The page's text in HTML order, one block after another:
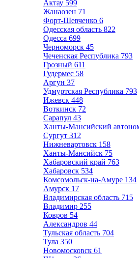
Актау 599
Жанаозен 71
Форт-Шевченко 6
Одесская область 822
Одесса 699
Черноморск 45
Чеченская Республика 793
Грозный 611
Гудермес 58
Аргун 37
Удмуртская Республика 793
Ижевск 448
Воткинск 72
Сарапул 43
Ханты-Мансийский
Сургут 312
Нижневартовск 158
Ханты-Мансийск 75
Хабаровский край 763
Хабаровск 534
Комсомольск-на-Амуре 134
Амурск 17
Владимирская область 715
Владимир 255
Ковров 54
Александров 44
Тульская область 704
Тула 350
Новомосковск 61